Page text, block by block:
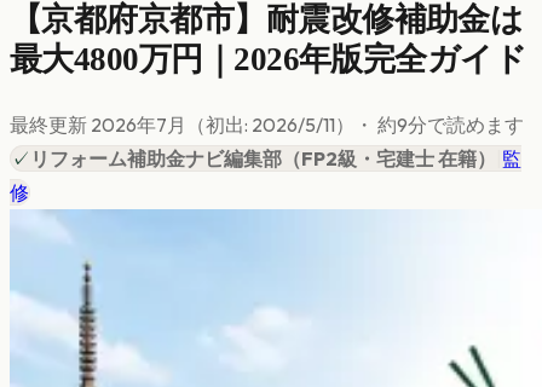
【京都府京都市】耐震改修補助金は
最大4800万円｜2026年版完全ガイド
最終更新 2026年7月 （初出: 2026/5/11） ・ 約9分で読めます
✓ リフォーム補助金ナビ編集部 （FP2級・宅建士 在籍）
監
修